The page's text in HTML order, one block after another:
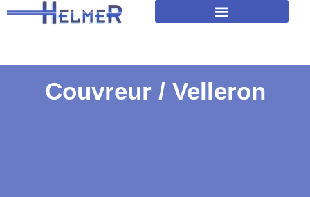
Couvreur / Velleron